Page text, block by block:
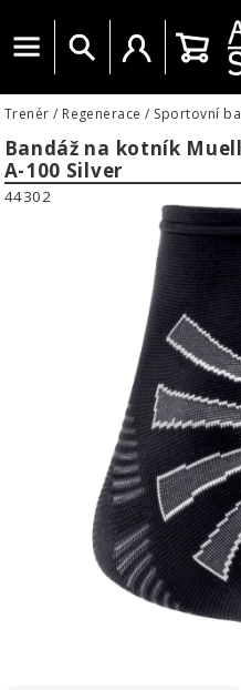
Menu Vyhledat Uživatelský
Trenér / Regenerace / Sportovní
Bandáž na kotník
A-100 Silver
44302